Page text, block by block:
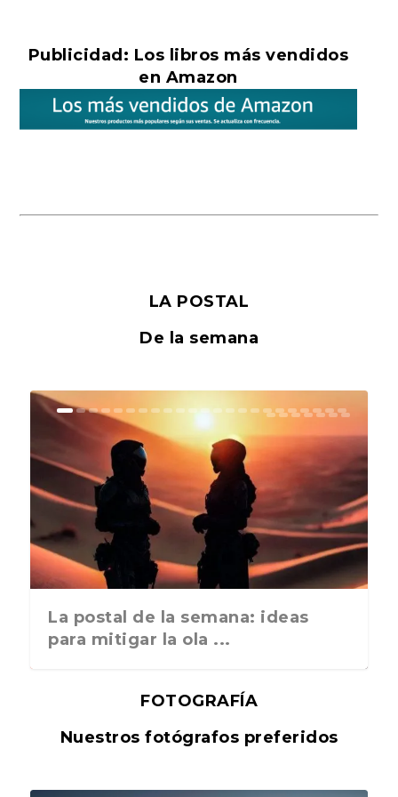
Publicidad: Los libros más vendidos
en Amazon
LA POSTAL
De la semana
La postal de la semana: ideas
para mitigar la ola ...
FOTOGRAFÍA
Nuestros fotógrafos preferidos